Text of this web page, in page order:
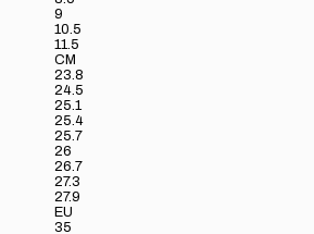
9
10.5
11.5
CM
23.8
24.5
25.1
25.4
25.7
26
26.7
27.3
27.9
EU
35